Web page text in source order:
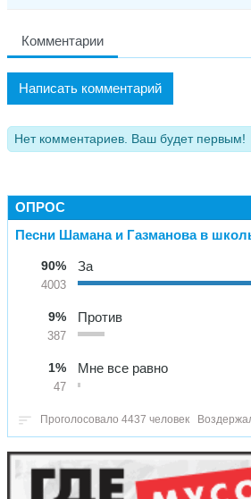
Комментарии
Написать комментарий
Нет комментариев. Ваш будет первым!
ОПРОС
Песни Шамана и Газманова в
90%
4003
За
9%
387
Против
1%
47
Мне все равно
Проголосовало 4437 человек